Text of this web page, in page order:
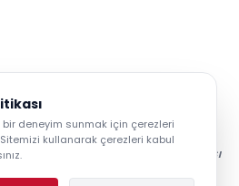
VE DÜNYANIN GÜNCEL HABER POSTASI
bir deneyim sunmak için çerezleri
Sitemizi kullanarak çerezleri kabul